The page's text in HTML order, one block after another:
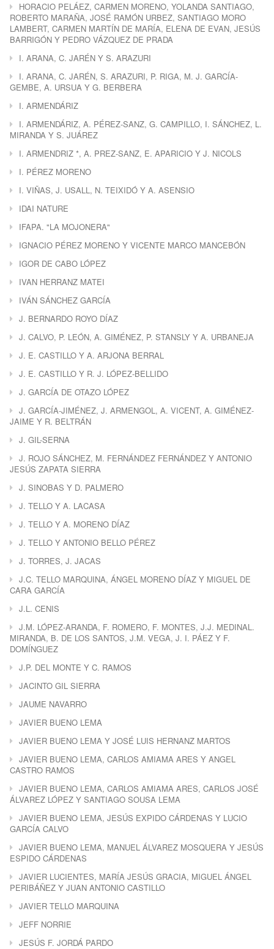
HORACIO PELÁEZ, CARMEN MORENO, YOLANDA SANTIAGO,
ROBERTO MARAÑA, JOSÉ RAMÓN URBEZ, SANTIAGO MORO
LAMBERT, CARMEN MARTÍN DE MARÍA, ELENA DE EVAN, JESÚS
BARRIGÓN Y PEDRO VÁZQUEZ DE PRADA
I. ARANA, C. JARÉN Y S. ARAZURI
I. ARANA, C. JARÉN, S. ARAZURI, P. RIGA, M. J. GARCÍA-
GEMBE, A. URSUA Y G. BERBERA
I. ARMENDÁRIZ
I. ARMENDÁRIZ, A. PÉREZ-SANZ, G. CAMPILLO, I. SÁNCHEZ, L.
MIRANDA Y S. JUÁREZ
I. ARMENDRIZ *, A. PREZ-SANZ, E. APARICIO Y J. NICOLS
I. PÉREZ MORENO
I. VIÑAS, J. USALL, N. TEIXIDÓ Y A. ASENSIO
IDAI NATURE
IFAPA. "LA MOJONERA"
IGNACIO PÉREZ MORENO Y VICENTE MARCO MANCEBÓN
IGOR DE CABO LÓPEZ
IVAN HERRANZ MATEI
IVÁN SÁNCHEZ GARCÍA
J. BERNARDO ROYO DÍAZ
J. CALVO, P. LEÓN, A. GIMÉNEZ, P. STANSLY Y A. URBANEJA
J. E. CASTILLO Y A. ARJONA BERRAL
J. E. CASTILLO Y R. J. LÓPEZ-BELLIDO
J. GARCÍA DE OTAZO LÓPEZ
J. GARCÍA-JIMÉNEZ, J. ARMENGOL, A. VICENT, A. GIMÉNEZ-
JAIME Y R. BELTRÁN
J. GIL-SERNA
J. ROJO SÁNCHEZ, M. FERNÁNDEZ FERNÁNDEZ Y ANTONIO
JESÚS ZAPATA SIERRA
J. SINOBAS Y D. PALMERO
J. TELLO Y A. LACASA
J. TELLO Y A. MORENO DÍAZ
J. TELLO Y ANTONIO BELLO PÉREZ
J. TORRES, J. JACAS
J.C. TELLO MARQUINA, ÁNGEL MORENO DÍAZ Y MIGUEL DE
CARA GARCÍA
J.L. CENIS
J.M. LÓPEZ-ARANDA, F. ROMERO, F. MONTES, J.J. MEDINAL.
MIRANDA, B. DE LOS SANTOS, J.M. VEGA, J. I. PÁEZ Y F.
DOMÍNGUEZ
J.P. DEL MONTE Y C. RAMOS
JACINTO GIL SIERRA
JAUME NAVARRO
JAVIER BUENO LEMA
JAVIER BUENO LEMA Y JOSÉ LUIS HERNANZ MARTOS
JAVIER BUENO LEMA, CARLOS AMIAMA ARES Y ANGEL
CASTRO RAMOS
JAVIER BUENO LEMA, CARLOS AMIAMA ARES, CARLOS JOSÉ
ÁLVAREZ LÓPEZ Y SANTIAGO SOUSA LEMA
JAVIER BUENO LEMA, JESÚS EXPIDO CÁRDENAS Y LUCIO
GARCÍA CALVO
JAVIER BUENO LEMA, MANUEL ÁLVAREZ MOSQUERA Y JESÚS
ESPIDO CÁRDENAS
JAVIER LUCIENTES, MARÍA JESÚS GRACIA, MIGUEL ÁNGEL
PERIBÁÑEZ Y JUAN ANTONIO CASTILLO
JAVIER TELLO MARQUINA
JEFF NORRIE
JESÚS F. JORDÁ PARDO